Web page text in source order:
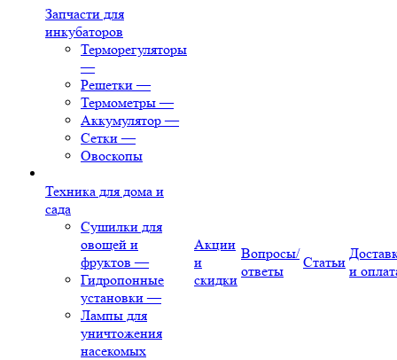
Запчасти для
инкубаторов
Терморегуляторы
—
Решетки —
Термометры —
Аккумулятор —
Сетки —
Овоскопы
Техника для дома и
сада
Сушилки для
овощей и
фруктов —
Гидропонные
установки —
Лампы для
уничтожения
насекомых
Акции
и
скидки
Вопросы/
ответы
Статьи
и